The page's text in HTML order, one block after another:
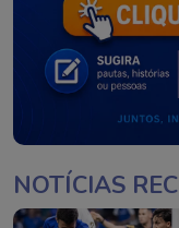
NOTÍCIAS